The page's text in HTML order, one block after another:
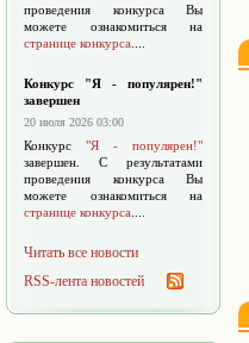
проведения конкурса Вы
можете ознакомиться на
странице конкурса
Конкурс "Я - популярен!"
завершен
20 июля 2026 03:00
Конкурс "Я - популярен!"
завершен. С результатами
проведения конкурса Вы
можете ознакомиться на
странице конкурса
Читать все новости
RSS-лента новостей